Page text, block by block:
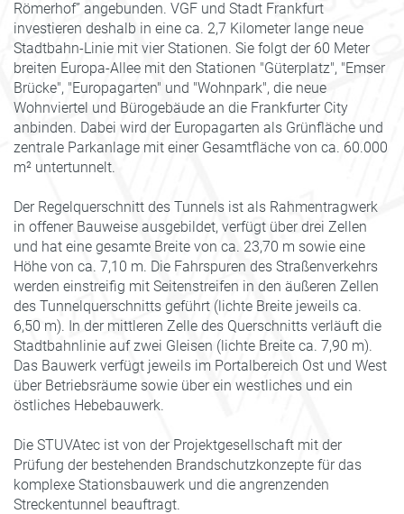
Römerhof” angebunden. VGF und Stadt Frankfurt
investieren deshalb in eine ca. 2,7 Kilometer lange neue
Stadtbahn-Linie mit vier Stationen. Sie folgt der 60 Meter
breiten Europa-Allee mit den Stationen "Güterplatz", "Emser
Brücke", "Europagarten" und "Wohnpark", die neue
Wohnviertel und Bürogebäude an die Frankfurter City
anbinden. Dabei wird der Europagarten als Grünfläche und
zentrale Parkanlage mit einer Gesamtfläche von ca. 60.000
m² untertunnelt.
Der Regelquerschnitt des Tunnels ist als Rahmentragwerk
in offener Bauweise ausgebildet, verfügt über drei Zellen
und hat eine gesamte Breite von ca. 23,70 m sowie eine
Höhe von ca. 7,10 m. Die Fahrspuren des Straßenverkehrs
werden einstreifig mit Seitenstreifen in den äußeren Zellen
des Tunnelquerschnitts geführt (lichte Breite jeweils ca.
6,50 m). In der mittleren Zelle des Querschnitts verläuft die
Stadtbahnlinie auf zwei Gleisen (lichte Breite ca. 7,90 m).
Das Bauwerk verfügt jeweils im Portalbereich Ost und West
über Betriebsräume sowie über ein westliches und ein
östliches Hebebauwerk.
Die STUVAtec ist von der Projektgesellschaft mit der
Prüfung der bestehenden Brandschutzkonzepte für das
komplexe Stationsbauwerk und die angrenzenden
Streckentunnel beauftragt.